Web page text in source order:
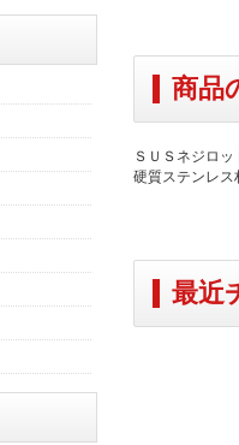
商品
ＳＵＳネジロ
硬質ステンレス
最近